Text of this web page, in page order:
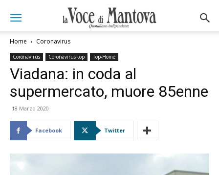
Home Coronavirus
Coronavirus Coronavirus top Top-Home
Viadana: in coda al
supermercato, muore 85enne
18 Marzo 2020
Facebook Twitter